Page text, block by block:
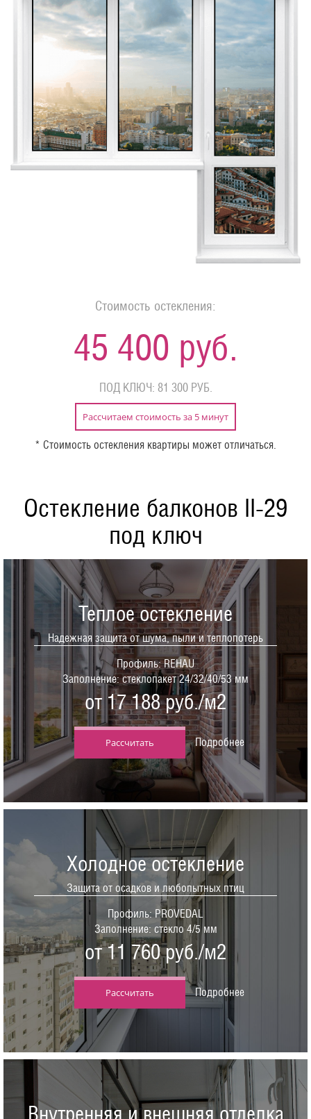
Стоимость остекления:
45 400 руб.
ПОД КЛЮЧ: 81 300 РУБ.
Рассчитаем стоимость за 5 минут
* Стоимость остекления квартиры может отличаться.
Остекление балконов II-29
под ключ
Теплое остекление
Надежная защита от шума, пыли и теплопотерь
Профиль: REHAU
Заполнение: стеклопакет 24/32/40/53 мм
от 17 188 руб./м2
Рассчитать Подробнее
Холодное остекление
Защита от осадков и любопытных птиц
Профиль: PROVEDAL
Заполнение: стекло 4/5 мм
от 11 760 руб./м2
Рассчитать Подробнее
Внутренняя и внешняя отделка